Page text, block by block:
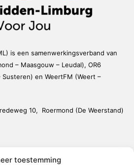
toestemming
is een samenwerkingsverband van
– Maasgouw – Leudal), OR6
Susteren) en WeertFM (Weert –
10, Roermond (De Weerstand)